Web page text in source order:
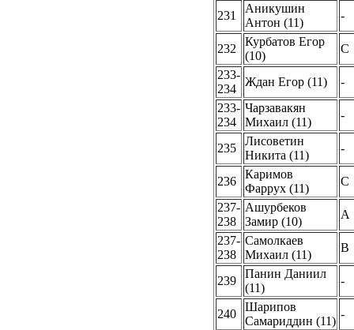
231
Аникушин
Антон (11)
-
232
Курбатов Егор
(10)
C
233-
234
Ждан Егор (11)
-
233-
234
Чарзавакян
Михаил (11)
-
235
Лисоветин
Никита (11)
-
236
Каримов
Фаррух (11)
C
237-
238
Ашурбеков
Замир (10)
A
237-
238
Самолкаев
Михаил (11)
B
239
Панин Даниил
(11)
-
240
Шарипов
Самариддин (11)
-